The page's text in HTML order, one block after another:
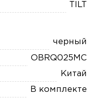
TILT
черный
OBRQ025MC
Китай
В комплекте